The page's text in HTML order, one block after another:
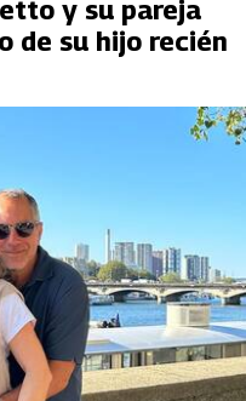
de su hijo recién